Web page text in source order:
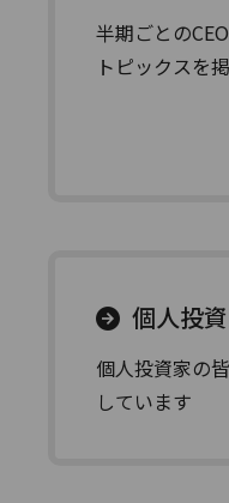
半期ごとの
トピックスを
個人投
個人投資家の
しています